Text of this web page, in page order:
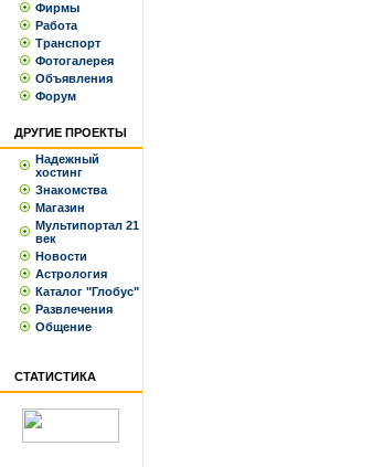
Фирмы
Работа
Транспорт
Фотогалерея
Объявления
Форум
ДРУГИЕ ПРОЕКТЫ
Надежный
хостинг
Знакомства
Магазин
Мультипортал 21
век
Новости
Астрология
Каталог "Глобус"
Развлечения
Общение
СТАТИСТИКА